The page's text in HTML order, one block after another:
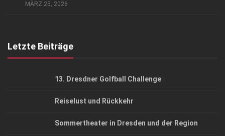
MÄRZ 25, 2026
Letzte Beiträge
13. Dresdner Golfball Challenge
Reiselust und Rückkehr
Sommertheater in Dresden und der Region